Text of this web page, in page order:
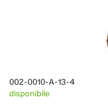
002-0010-A-13-4
disponibile